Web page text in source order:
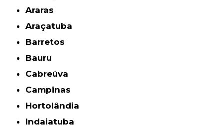
Araras
Araçatuba
Barretos
Bauru
Cabreúva
Campinas
Hortolândia
Indaiatuba